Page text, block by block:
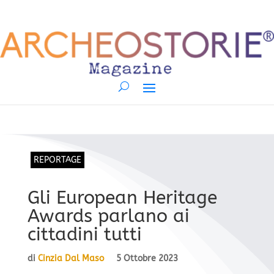
REPORTAGE
Gli European Heritage
Awards parlano ai
cittadini tutti
di Cinzia Dal Maso 5 Ottobre 2023